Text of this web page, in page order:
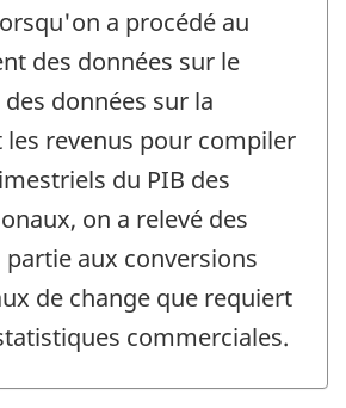
a procédé au
des données sur le
données sur la
revenus pour compiler
du PIB des
on a relevé des
partie aux conversions
de change que requiert
commerciales.